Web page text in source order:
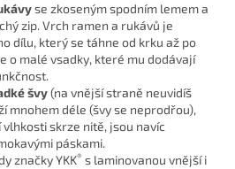
se zkoseným spodním lemem a
zip. Vrch ramen a rukávů je
dílu, který se táhne od krku až po
o malé vsadky, které mu dodávají
švy(na vnější straně neuvidíš
mnohem déle (švy se neprodřou),
skrze nitě, jsou navíc
páskami.
značky YKK® s laminovanou vnější i